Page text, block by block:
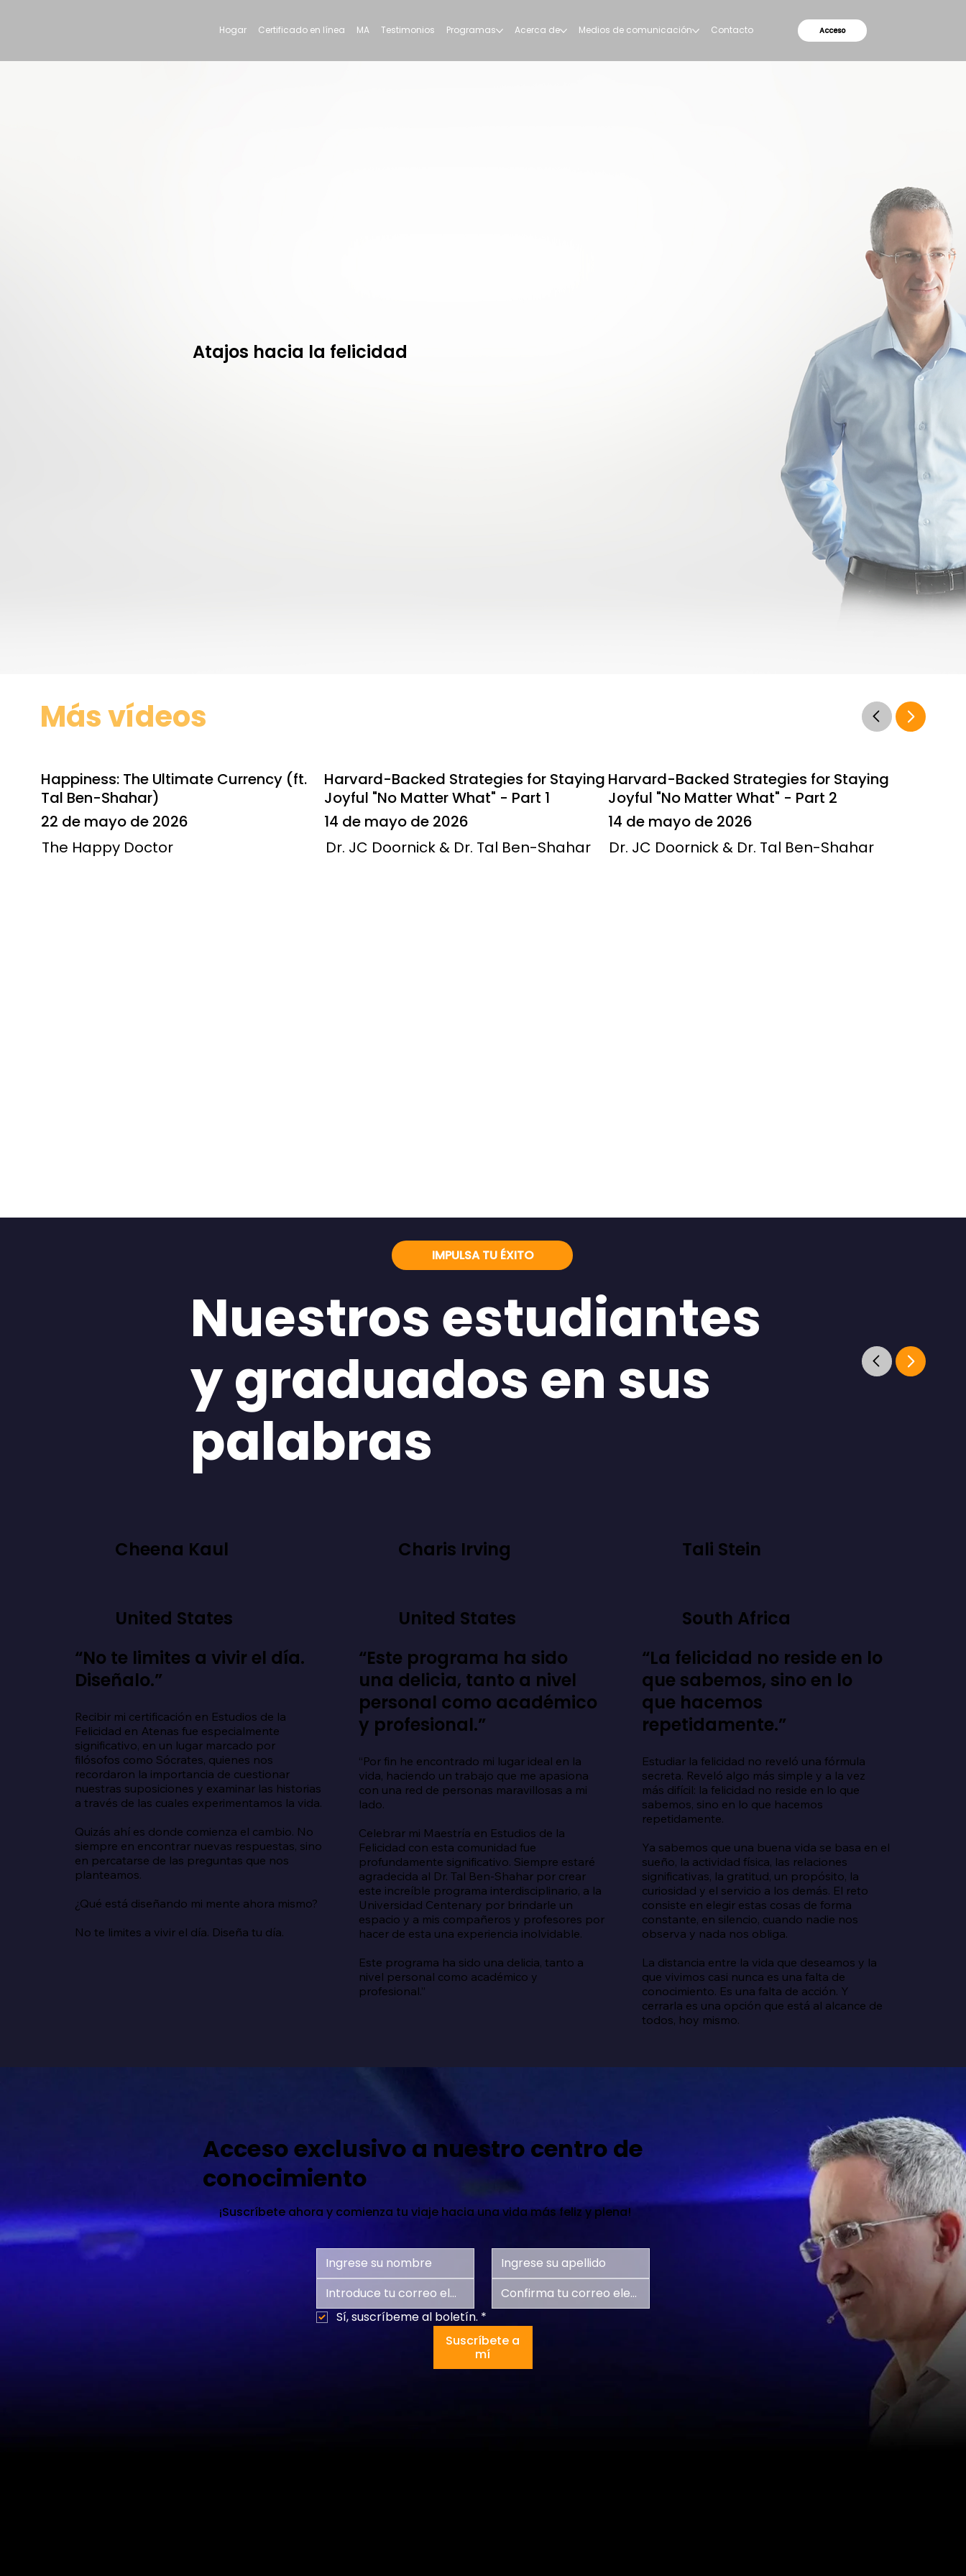
Hogar Certificado en línea MA Testimonios Programas Acerca de Medios de comunicación Contacto Antiguos alumnos
Acceso
Atajos hacia la felicidad
Más vídeos
Happiness: The Ultimate Currency (ft.
Tal Ben-Shahar)
22 de mayo de 2026
The Happy Doctor
Harvard-Backed Strategies for Staying
Joyful "No Matter What" - Part 1
14 de mayo de 2026
Dr. JC Doornick & Dr. Tal Ben-Shahar
Harvard-Backed Strategies for Staying
Joyful "No Matter What" - Part 2
14 de mayo de 2026
Dr. JC Doornick & Dr. Tal Ben-Shahar
IMPULSA TU ÉXITO
Nuestros estudiantes
y graduados en sus
palabras
Cheena Kaul
United States
“No te limites a vivir el día.
Diseñalo.”
Recibir mi certificación en Estudios de la
Felicidad en Atenas fue especialmente
significativo, en un lugar marcado por
filósofos como Sócrates, quienes nos
recordaron la importancia de cuestionar
nuestras suposiciones y examinar las historias
a través de las cuales experimentamos la vida.
Quizás ahí es donde comienza el cambio. No
siempre en encontrar nuevas respuestas, sino
en percatarse de las preguntas que nos
planteamos.
¿Qué está diseñando mi mente ahora mismo?
No te limites a vivir el día. Diseña tu día.
Charis Irving
United States
“Este programa ha sido
una delicia, tanto a nivel
personal como académico
y profesional.”
“Por fin he encontrado mi lugar ideal en la
vida, haciendo un trabajo que me apasiona
con una red de personas maravillosas a mi
lado.
Celebrar mi Maestría en Estudios de la
Felicidad con esta comunidad fue
profundamente significativo. Siempre estaré
agradecida al Dr. Tal Ben-Shahar por crear
este increíble programa interdisciplinario, a la
Universidad Centenary por brindarle un
espacio y a mis compañeros y profesores por
hacer de esta una experiencia inolvidable.
Este programa ha sido una delicia, tanto a
nivel personal como académico y
profesional.”
Tali Stein
South Africa
“La felicidad no reside en lo
que sabemos, sino en lo
que hacemos
repetidamente.”
Estudiar la felicidad no reveló una fórmula
secreta. Reveló algo más simple y a la vez
más difícil: la felicidad no reside en lo que
sabemos, sino en lo que hacemos
repetidamente.
Ya sabemos que una buena vida se basa en el
sueño, la actividad física, las relaciones
significativas, la gratitud, un propósito, la
curiosidad y el servicio a los demás. El reto
consiste en elegir estas cosas de forma
constante, en silencio, cuando nadie nos
observa y nada nos obliga.
La distancia entre la vida que deseamos y la
que vivimos casi nunca es una falta de
conocimiento. Es una falta de acción. Y
cerrarla es una opción que está al alcance de
todos, hoy mismo.
Acceso exclusivo a nuestro centro de
conocimiento
¡Suscríbete ahora y comienza tu viaje hacia una vida más feliz y plena!
Sí, suscríbeme al boletín. *
Suscríbete a
mí